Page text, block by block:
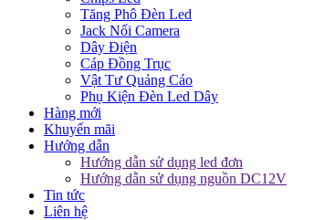
Tăng Phô Đèn Led
Jack Nối Camera
Dây Điện
Cáp Đồng Trục
Vật Tư Quảng Cáo
Phụ Kiện Đèn Led Dây
Hàng mới
Khuyến mãi
Hướng dẫn
Hướng dẫn sử dụng led đơn
Hướng dẫn sử dụng nguồn DC12V
Tin tức
Liên hệ